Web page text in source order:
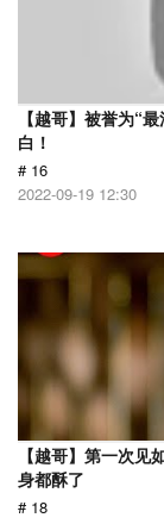
【越哥】被誉为“
白！
# 16
2022-09-19 12:30
【越哥】第一次
身都酥了
# 18